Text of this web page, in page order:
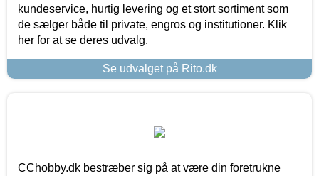
kundeservice, hurtig levering og et stort sortiment som
de sælger både til private, engros og institutioner. Klik
her for at se deres udvalg.
Se udvalget på Rito.dk
CChobby.dk bestræber sig på at være din foretrukne